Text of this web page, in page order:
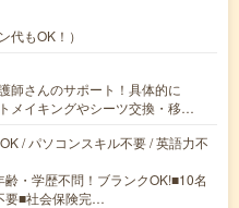
代もOK！）
師さんのサポート！具体的に
メイキングやシーツ交換・移…
/ パソコンスキル不要 / 英語力不
・学歴不問！ブランクOK!■10名
要■社会保険完…